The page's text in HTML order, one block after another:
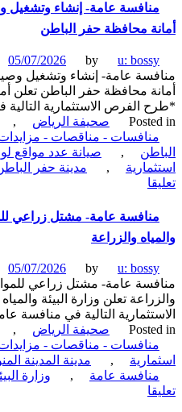
عامة- إنشاء وتشغيل
محافظة حفر الباطن
on 05/07/2026 by
u:
عامة- إنشاء وتشغيل وصيانة
محافظة حفر الباطن تعلن
الفرص الاستثمارية التالية
صحيفة الرياض ,
- مناقصات - مزايدات
, صيانة عدد مواقع لوحات
, مدينة حفر الباطن
on
عامة-
إنشاء
وتشغيل
عدد
مواقع
لوحات
إعلانية-
أمانة
محافظة
حفر
الباطن
عامة- مشتل زراعي للموارد
والزراعة
on 05/07/2026 by
u:
عامة- مشتل زراعي للموارد
تعلن وزارة البيئة والمياه
التالية في منافسة عامة
صحيفة الرياض ,
- مناقصات - مزايدات
, مدينة المدينة المنورة
عامة
, وزارة البيئة
on